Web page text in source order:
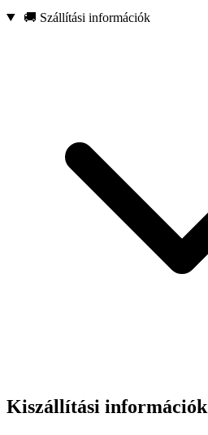
🚚 Szállítási információk
Kiszállítási információk